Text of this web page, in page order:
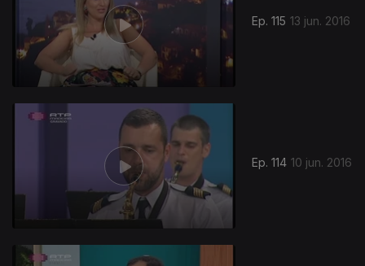
Ep. 115 13 jun. 2016
Ep. 114 10 jun. 2016